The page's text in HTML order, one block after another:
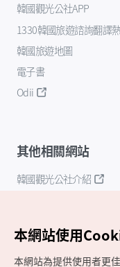
韓國觀光公社APP
1330韓國旅遊諮詢翻譯
韓國旅遊地圖
電子書
Odii
其他相關網站
韓國觀光公社介紹
本網站使用
本網站為提供使用者更